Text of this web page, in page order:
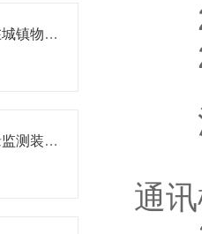
安科瑞充电桩云平台在城镇物业小区改造中的应用
专业角度解读直流绝缘监测装置定期保养的规范与流程
2
注
通